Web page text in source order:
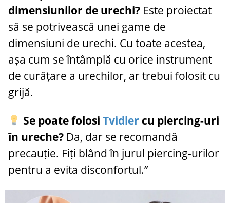
dimensiunilor de urechi? Este proiectat
să se potrivească unei game de
dimensiuni de urechi. Cu toate acestea,
așa cum se întâmplă cu orice instrument
de curățare a urechilor, ar trebui folosit cu
grijă.
Se poate folosi Tvidler cu piercing-uri
în ureche? Da, dar se recomandă
precauție. Fiți blând în jurul piercing-urilor
pentru a evita disconfortul.”